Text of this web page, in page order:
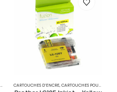
,IMPRIMANTE JET D'ENCRE
CARTOUCHES D’ENCRE,CARTOUCHES POUR IMPRIMANTES BROTHER